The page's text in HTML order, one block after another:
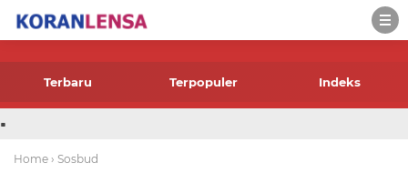
-->
Terbaru Terpopuler Indeks
.
Home › Sosbud